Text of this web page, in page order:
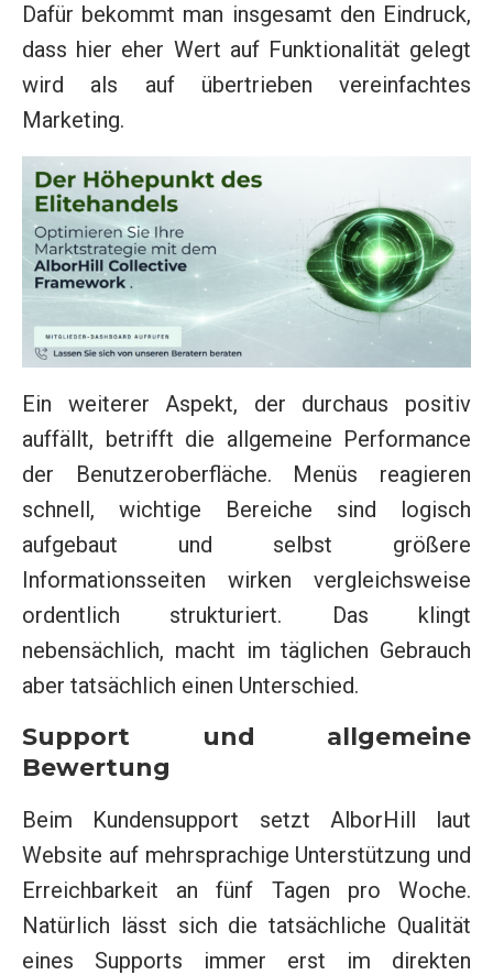
Dafür bekommt man insgesamt den Eindruck,
dass hier eher Wert auf Funktionalität gelegt
wird als auf übertrieben vereinfachtes
Marketing.
Ein weiterer Aspekt, der durchaus positiv
auffällt, betrifft die allgemeine Performance
der Benutzeroberfläche. Menüs reagieren
schnell, wichtige Bereiche sind logisch
aufgebaut und selbst größere
Informationsseiten wirken vergleichsweise
ordentlich strukturiert. Das klingt
nebensächlich, macht im täglichen Gebrauch
aber tatsächlich einen Unterschied.
Support und allgemeine
Bewertung
Beim Kundensupport setzt AlborHill laut
Website auf mehrsprachige Unterstützung und
Erreichbarkeit an fünf Tagen pro Woche.
Natürlich lässt sich die tatsächliche Qualität
eines Supports immer erst im direkten